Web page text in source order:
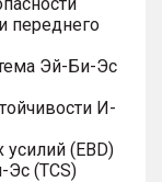
переднего
Эй-Би-Эс
И-
(EBD)
Эс (TCS)